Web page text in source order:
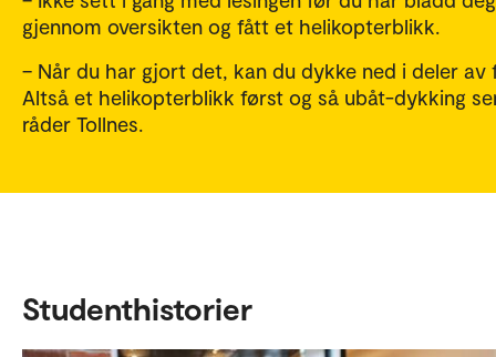
gjennom oversikten og fått et helikopterblikk.
– Når du har gjort det, kan du dykke ned i deler av
Altså et helikopterblikk først og så ubåt-dykking
råder Tollnes.
Studenthistorier